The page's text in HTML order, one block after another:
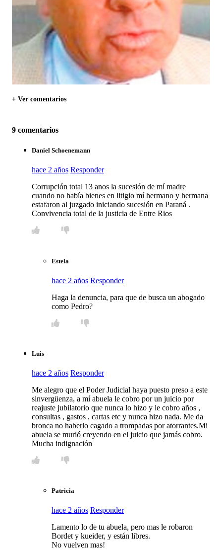
+ Ver comentarios
9 comentarios
Daniel Schoenemann
hace 2 años Responder
Corrupción total 13 anos la sucesión de mí madre
cuando no había bienes en litigio mí hermano y hermana
estafaron al juzgado iniciando sucesión en Paraná .
Convivencia total de la justicia de Entre Rios
Estela
hace 2 años Responder
Haga la denuncia, para que de busca un abogado
como Pedro?
Luis
hace 2 años Responder
Me alegro que el Poder Judicial haya puesto preso a este
sinvergüenza, a mí abuela le cobro por un juicio por
reajuste jubilatorio que nunca lo hizo y le cobro años ,
consultas , gastos , cartas etc y nunca hizo nada. Me da
bronca no haberlo cagado a trompadas por atorrantes.Mi
abuela se murió creyendo en el juicio que jamás cobro.
Mucha indignación
Patricia
hace 2 años Responder
Lamento lo de tu abuela, pero mas le robaron
Bordet y kueider, y están libres.
No vuelven mas!